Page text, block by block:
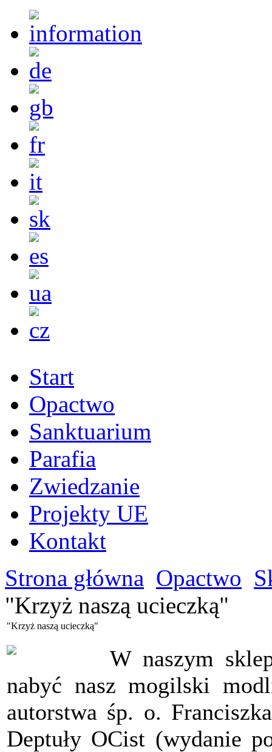
Start
Opactwo
Sanktuarium
Parafia
Zwiedzanie
Projekty UE
Kontakt
Strona główna Opactwo
"Krzyż naszą ucieczką"
"Krzyż naszą ucieczką"
W naszym
nabyć nasz mogilski
autorstwa śp. o.
Deptuły OCist (wydanie